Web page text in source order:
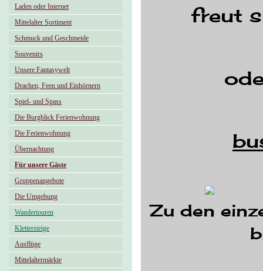
Laden oder Internet
Mittelalter Sortiment
Schmuck und Geschmeide
Souvenirs
Unsere Fantasywelt
Drachen, Feen und Einhörnern
Spiel- und Spass
Die Burgblick Ferienwohnung
Die Ferienwohnung
Übernachtung
Für unsere Gäste
Gruppenangebote
Die Umgebung
Wandertouren
Klettersteige
Ausflüge
Mittelaltermärkte
freut
Zu den